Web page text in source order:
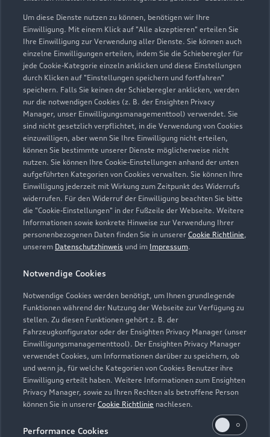
Um diese Dienste nutzen zu können, benötigen wir Ihre
Einwilligung. Mit einem Klick auf "Alle akzeptieren" erteilen Sie
Ihre Einwilligung zur Verwendung aller Dienste. Sie können auch
einzelne Einwilligungen erteilen, indem Sie die Schieberegler für
jede Cookie-Kategorie einzeln anklicken und diese Einstellungen
durch Klicken auf "Einstellungen speichern und fortfahren"
speichern. Falls Sie keinen der Schieberegler anklicken, werden
nur die notwendigen Cookies (z. B. der Ensighten Privacy
Manager, unser Einwilligungsmanagementtool) verwendet. Sie
sind nicht gesetzlich verpflichtet, in die Verwendung von Cookies
einzuwilligen, aber wenn Sie Ihre Einwilligung nicht erteilen,
können Sie bestimmte unserer Dienste möglicherweise nicht
nutzen. Sie können Ihre Cookie-Einstellungen anhand der unten
aufgeführten Kategorien von Cookies verwalten. Sie können Ihre
Einwilligung jederzeit mit Wirkung zum Zeitpunkt des Widerrufs
widerrufen. Für den Widerruf der Einwilligung beachten Sie bitte
die "Cookie-Einstellungen" in der Fußzeile der Webseite. Weitere
Informationen sowie konkrete Hinweise zur Verwendung Ihrer
personenbezogenen Daten finden Sie in unserer Cookie Richtlinie,
unserem Datenschutzhinweis und im Impressum.
Notwendige Cookies
Notwendige Cookies werden benötigt, um Ihnen grundlegende
Funktionen während der Nutzung der Webseite zur Verfügung zu
stellen. Zu diesen Funktionen gehört z. B. der
Fahrzeugkonfigurator oder der Ensighten Privacy Manager (unser
Einwilligungsmanagementtool). Der Ensighten Privacy Manager
verwendet Cookies, um Informationen darüber zu speichern, ob
und wenn ja, für welche Kategorien von Cookies Benutzer ihre
Einwilligung erteilt haben. Weitere Informationen zum Ensighten
Privacy Manager, sowie zu Ihren Rechten als betroffene Person
können Sie in unserer Cookie Richtlinie nachlesen.
Performance Cookies
Zurück nach oben
Modelle